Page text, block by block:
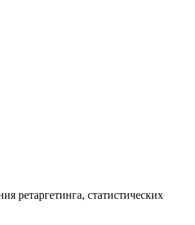
ретаргетинга, статистических